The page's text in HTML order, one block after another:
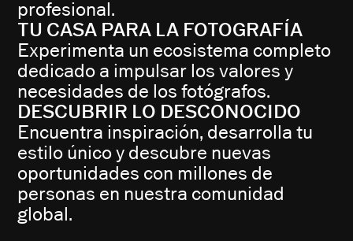
profesional.
TU CASA PARA LA FOTOGRAFÍA
Experimenta un ecosistema completo
dedicado a impulsar los valores y
necesidades de los fotógrafos.
DESCUBRIR LO DESCONOCIDO
Encuentra inspiración, desarrolla tu
estilo único y descubre nuevas
oportunidades con millones de
personas en nuestra comunidad
global.